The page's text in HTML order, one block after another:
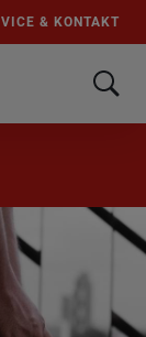
& KON­TAKT